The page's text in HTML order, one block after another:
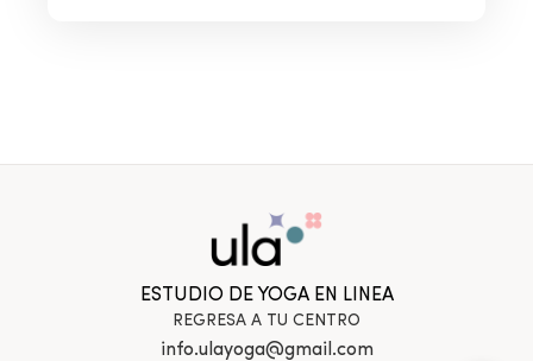
ESTUDIO DE YOGA EN LINEA
REGRESA A TU CENTRO
info.ulayoga@gmail.com